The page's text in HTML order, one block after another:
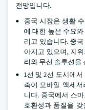
전망입니다.
중국 시장은 생활
에 대한 높은 수요
리고 있습니다. 중
아지고 있으며, 지
리와 무선 솔루션을
1선 및 2선 도시에
축이 모바일 액세
니다. 중국에서 스
호환성과 품질을